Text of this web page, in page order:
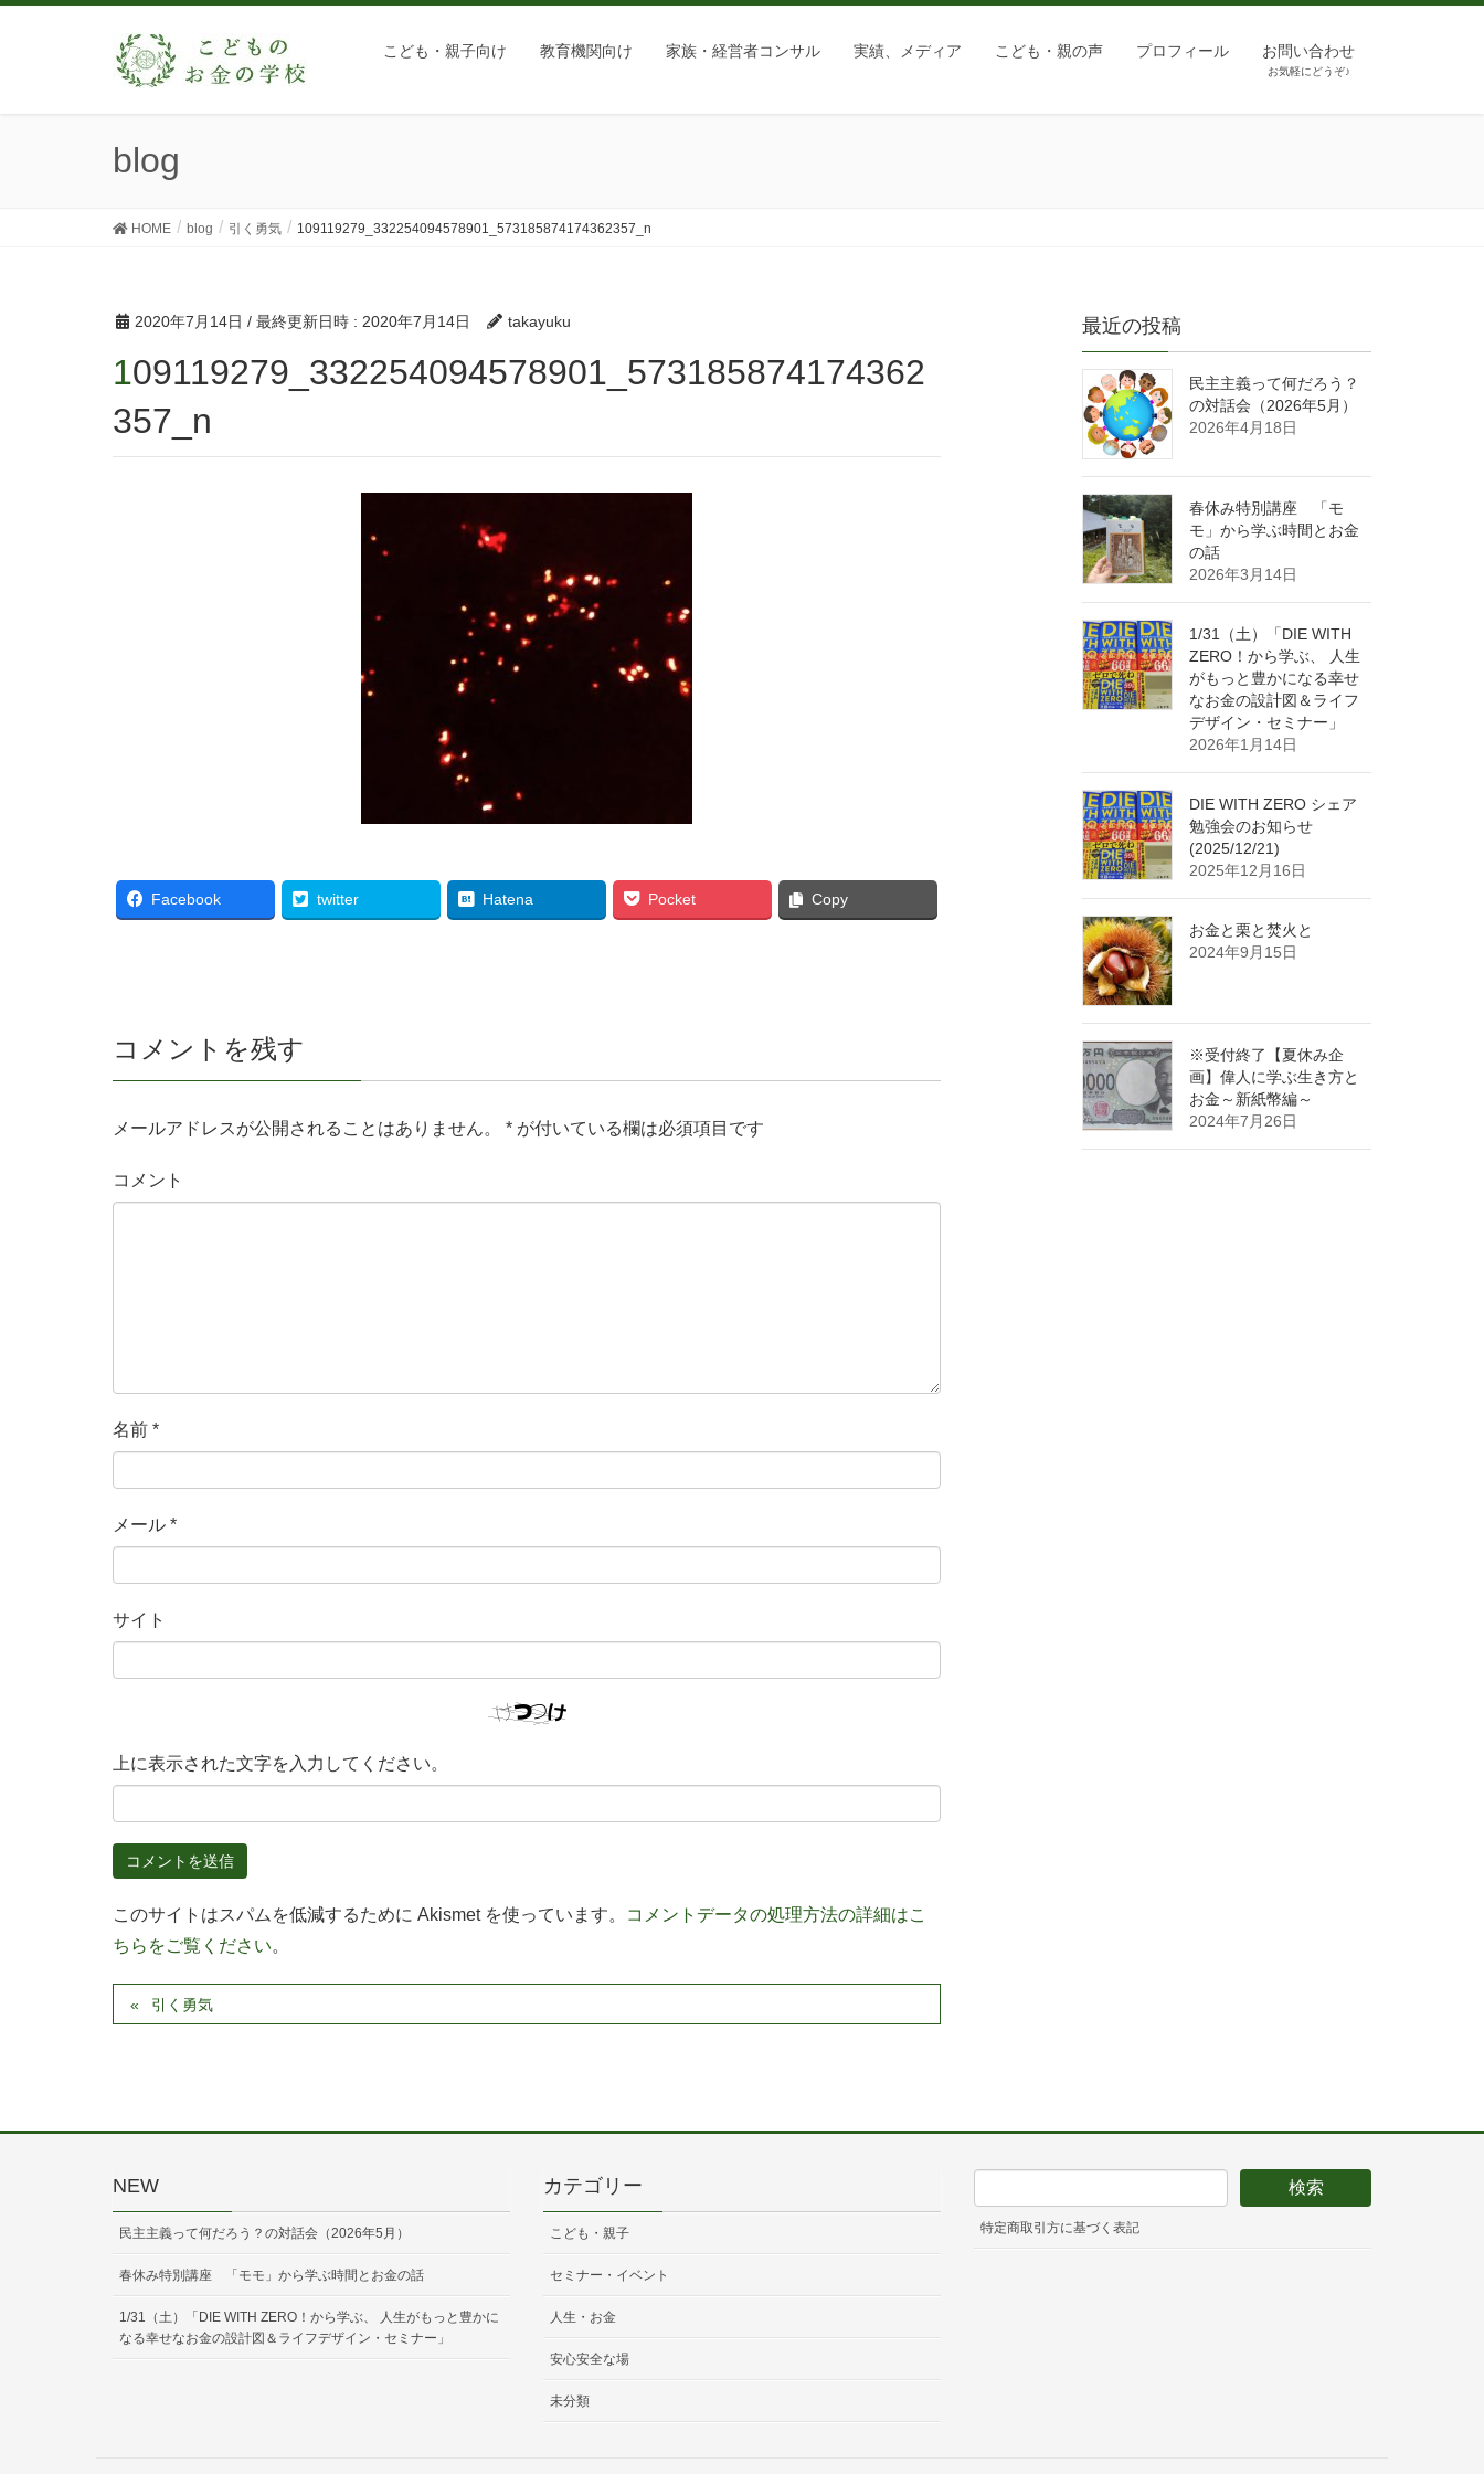
こども・親子向け 教育機関向け 家族・経営者コンサル 実績、メディア こども・親の声 プロフィール お問い合わせ
お気軽にどうぞ♪
blog
HOME blog 引く勇気 109119279_332254094578901_573185874174362357_n
2020年7月14日 / 最終更新日時 : 2020年7月14日 takayuku
109119279_332254094578901_573185874174362
357_n
Facebook twitter Hatena Pocket Copy
コメントを残す
メールアドレスが公開されることはありません。 * が付いている欄は必須項目です
コメント
名前 *
メール *
サイト
上に表示された文字を入力してください。
このサイトはスパムを低減するために Akismet を使っています。
コメントデータの処理方法の詳細はこ
ちらをご覧ください。
引く勇気
最近の投稿
民主主義って何だろう？
の対話会（2026年5月）
2026年4月18日
春休み特別講座 「モ
モ」から学ぶ時間とお金
の話
2026年3月14日
1/31（土）「DIE WITH
ZERO！から学ぶ、 人生
がもっと豊かになる幸せ
なお金の設計図＆ライフ
デザイン・セミナー」
2026年1月14日
DIE WITH ZERO シェア
勉強会のお知らせ
(2025/12/21)
2025年12月16日
お金と栗と焚火と
2024年9月15日
※受付終了【夏休み企
画】偉人に学ぶ生き方と
お金～新紙幣編～
2024年7月26日
NEW
民主主義って何だろう？の対話会（2026年5月）
春休み特別講座 「モモ」から学ぶ時間とお金の話
1/31（土）「DIE WITH ZERO！から学ぶ、 人生がもっと豊かに
なる幸せなお金の設計図＆ライフデザイン・セミナー」
カテゴリー
こども・親子
セミナー・イベント
人生・お金
安心安全な場
未分類
特定商取引方に基づく表記